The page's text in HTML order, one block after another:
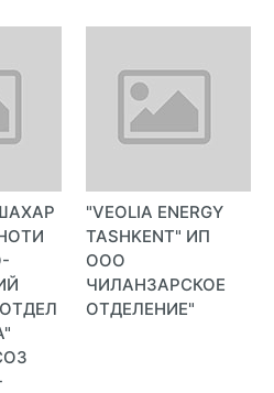
"VEOLIA ENERGY
TASHKENT" ИП
ООО
ЧИЛАНЗАРСКОЕ
ОТДЕЛЕНИЕ"